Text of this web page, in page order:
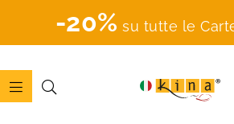
-20% su tutte le